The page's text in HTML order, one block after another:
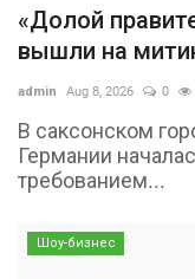
«Долой
вышли на
admin Aug 8, 2026 0
В саксонском
Германии
требованием...
Шоу-бизнес